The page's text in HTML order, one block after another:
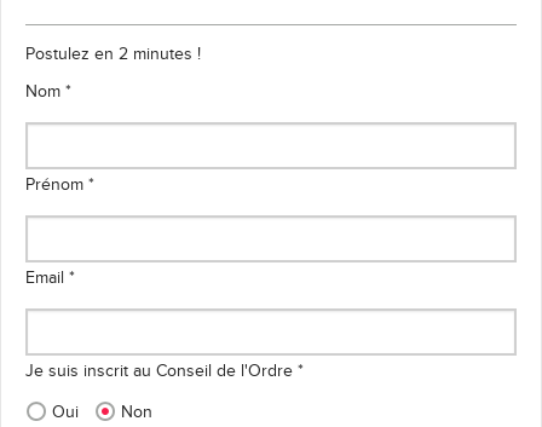
Postulez en 2 minutes !
Nom *
Prénom *
Email *
Je suis inscrit au Conseil de l'Ordre *
Oui
Non